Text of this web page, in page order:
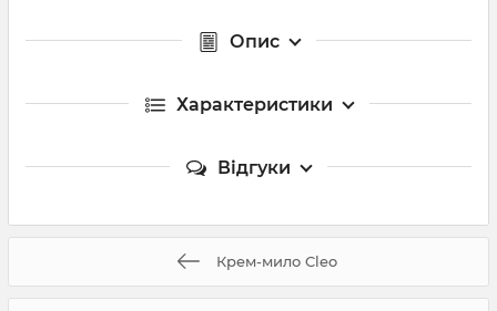
Опис
Характеристики
Відгуки
Крем-мило Cleo